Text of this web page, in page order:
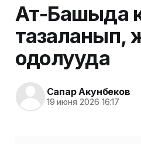
Ат-Башыда
тазаланып,
оңдолууда
Сапар Акунбеков
19 июня 2026 16:17